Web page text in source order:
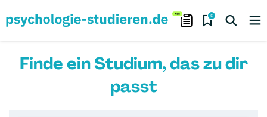
0
Finde ein Studium, das zu dir
passt